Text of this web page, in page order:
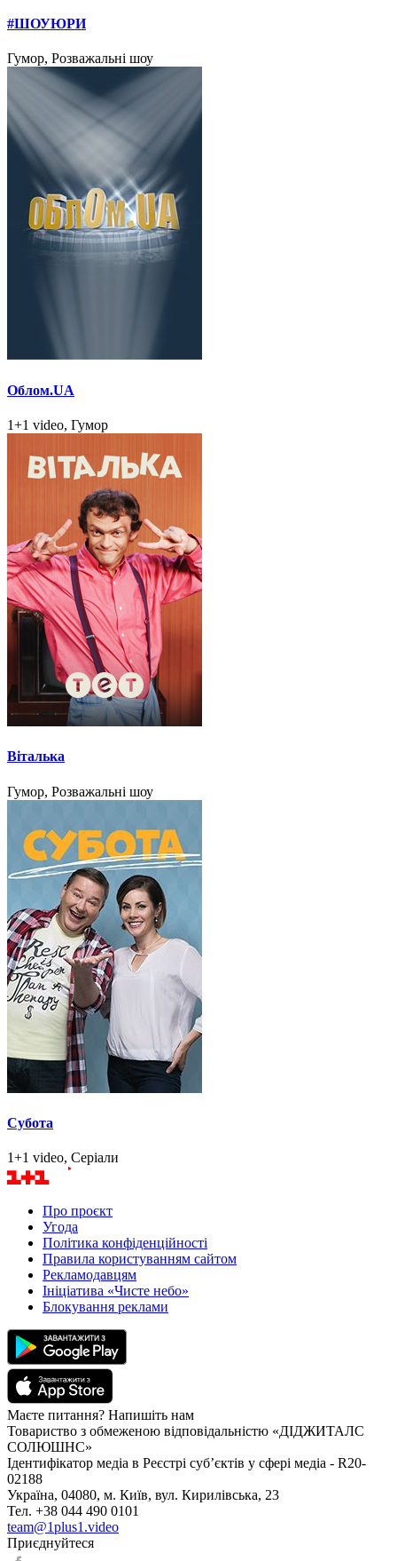
#ШОУЮРИ
Гумор, Розважальні шоу
Облом.UA
1+1 video, Гумор
Віталька
Гумор, Розважальні шоу
Субота
1+1 video, Серіали
Про проєкт
Угода
Політика конфіденційності
Правила користуванням сайтом
Рекламодавцям
Ініціатива «Чисте небо»
Блокування реклами
Маєте питання? Напишіть нам
Товариство з обмеженою відповідальністю «ДІДЖИТАЛС
СОЛЮШНС»
Ідентифікатор медіа в Реєстрі суб’єктів у сфері медіа - R20-
02188
Україна, 04080, м. Київ, вул. Кирилівська, 23
Тел. +38 044 490 0101
team@1plus1.video
Приєднуйтеся